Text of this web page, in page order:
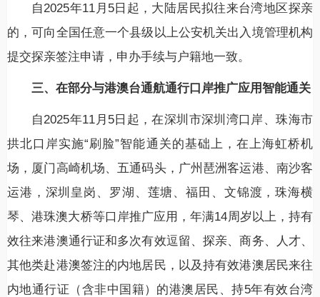
自2025年11月5日起，大陆居民拟往来台湾地区探亲
的，可向全国任意一个县级以上公安机关出入境管理机构
提交探亲签注申请，申办手续与户籍地一致。
三、在部分与港澳台通航通行口岸推广应用智能通关
自2025年11月5日起，在深圳市深圳湾口岸、珠海市
拱北口岸实施“刷脸”智能通关的基础上，在上海虹桥机
场，厦门高崎机场、五通码头，广州琶洲客运港、南沙客
运港，深圳皇岗、罗湖、莲塘、福田、文锦渡，珠海横
琴、港珠澳大桥等口岸推广应用，年满14周岁以上，持有
效往来港澳通行证和多次有效逗留、探亲、商务、人才、
其他类赴港澳签注的内地居民，以及持有效港澳居民来往
内地通行证（含非中国籍）的港澳居民、持5年有效台湾